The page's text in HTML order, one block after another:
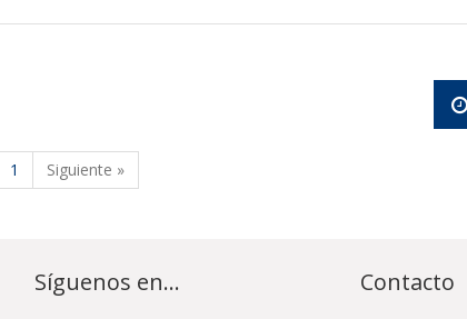
1 Siguiente »
Síguenos en... Contacto